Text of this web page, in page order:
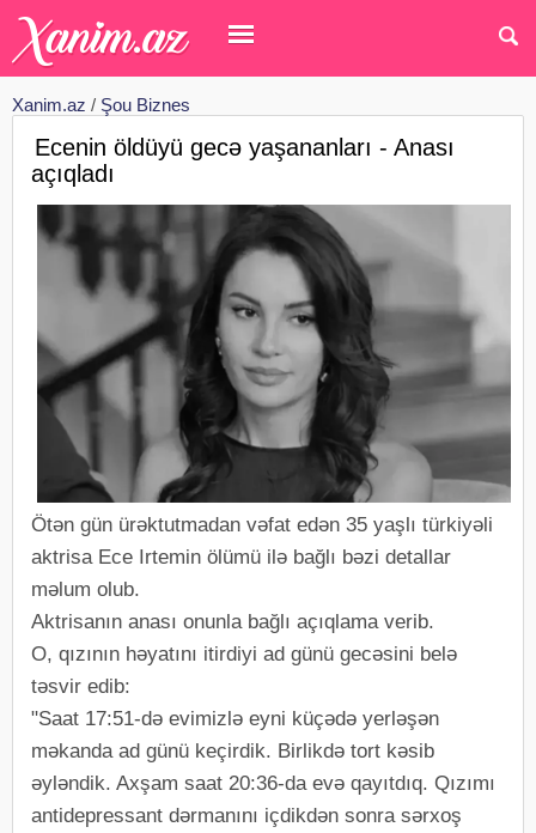
Xanim.az / Şou Biznes
Ecenin öldüyü gecə yaşananları - Anası
açıqladı
Ötən gün ürəktutmadan vəfat edən 35 yaşlı türkiyəli
aktrisa Ece I‌rtemin ölümü ilə bağlı bəzi detallar
məlum olub.
Aktrisanın anası onunla bağlı açıqlama verib.
O, qızının həyatını itirdiyi ad günü gecəsini belə
təsvir edib:
"Saat 17:51-də evimizlə eyni küçədə yerləşən
məkanda ad günü keçirdik. Birlikdə tort kəsib
əyləndik. Axşam saat 20:36-da evə qayıtdıq. Qızımı
antidepressant dərmanını içdikdən sonra sərxoş